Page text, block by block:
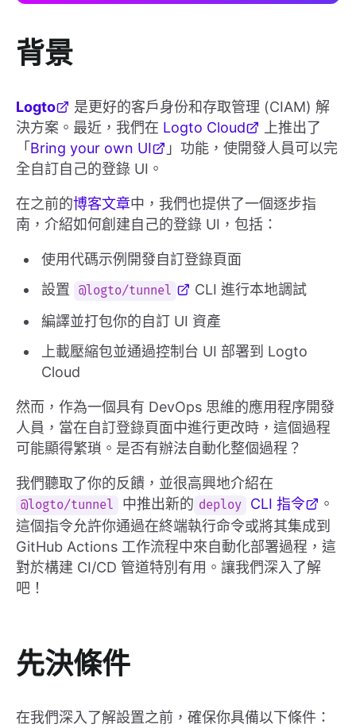
背景
Logto
是更好的客戶身份和存取管理 (CIAM) 解
決方案。最近，我們在 Logto Cloud
上推出了
「 Bring your own UI
」功能，使開發人員可以完
全自訂自己的登錄 UI。
在之前的博客文章中，我們也提供了一個逐步指
南，介紹如何創建自己的登錄 UI，包括：
使用代碼示例開發自訂登錄頁面
設置
@logto/tunnel
CLI 進行本地調試
編譯並打包你的自訂 UI 資產
上載壓縮包並通過控制台 UI 部署到 Logto
Cloud
然而，作為一個具有 DevOps 思維的應用程序開發
人員，當在自訂登錄頁面中進行更改時，這個過程
可能顯得繁瑣。是否有辦法自動化整個過程？
我們聽取了你的反饋，並很高興地介紹在
@logto/tunnel 中推出新的 deploy CLI 指令
。
這個指令允許你通過在終端執行命令或將其集成到
GitHub Actions 工作流程中來自動化部署過程，這
對於構建 CI/CD 管道特別有用。讓我們深入了解
吧！
先決條件
在我們深入了解設置之前，確保你具備以下條件：